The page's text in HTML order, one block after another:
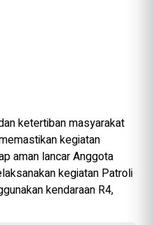
ketertiban masyarakat
kegiatan
aman lancar Anggota
kegiatan Patroli
kendaraan R4,